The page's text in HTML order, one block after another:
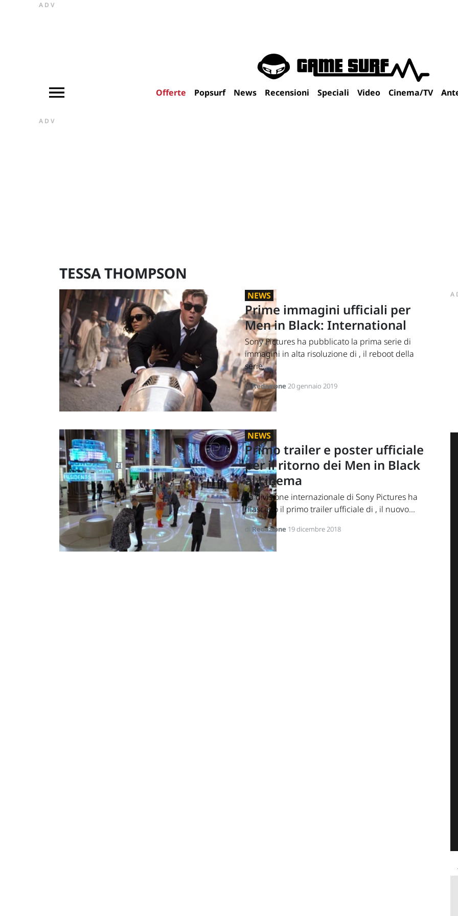
ADV
Offerte Popsurf News Recensioni Speciali Video Cinema/TV
ADV
TESSA THOMPSON
NEWS
Prime immagini ufficiali per
Men in Black: International
Sony Pictures ha pubblicato la prima serie di
immagini in alta risoluzione di , il reboot della
serie...
diRedazione20 gennaio 2019
NEWS
Primo trailer e poster ufficiale
per il ritorno dei Men in Black
al cinema
La divisione internazionale di Sony Pictures ha
rilasciato il primo trailer ufficiale di , il nuovo...
di Redazione 19 dicembre 2018